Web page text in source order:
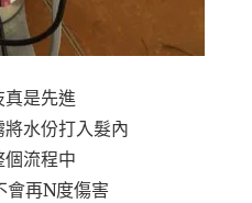
真是先進
水份打入髮內
流程中
會再N度傷害